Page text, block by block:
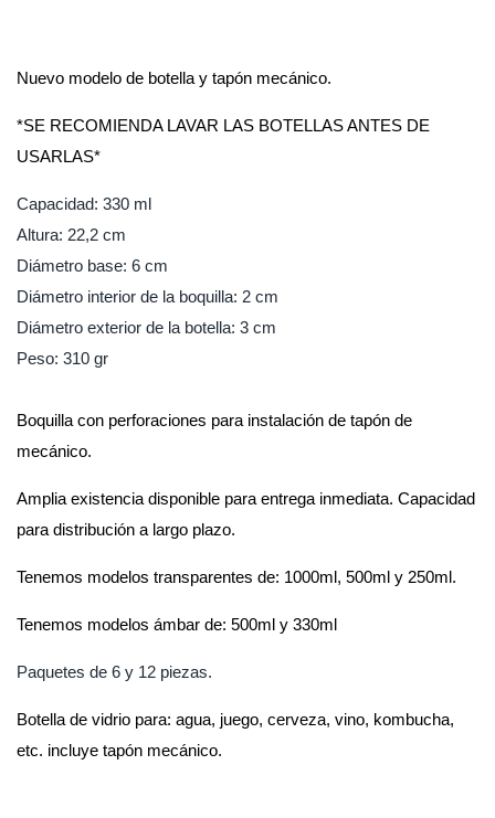
Nuevo modelo de botella y tapón mecánico.
*SE RECOMIENDA LAVAR LAS BOTELLAS ANTES DE
USARLAS*
Capacidad: 330 ml
Altura: 22,2 cm
Diámetro base: 6 cm
Diámetro interior de la boquilla: 2 cm
Diámetro exterior de la botella: 3 cm
Peso: 310 gr
Boquilla con perforaciones para instalación de tapón de
mecánico.
Amplia existencia disponible para entrega inmediata. Capacidad
para distribución a largo plazo.
Tenemos modelos transparentes de: 1000ml, 500ml y 250ml.
Tenemos modelos ámbar de: 500ml y 330ml
Paquetes de 6 y 12 piezas.
Botella de vidrio para: agua, juego, cerveza, vino, kombucha,
etc. incluye tapón mecánico.